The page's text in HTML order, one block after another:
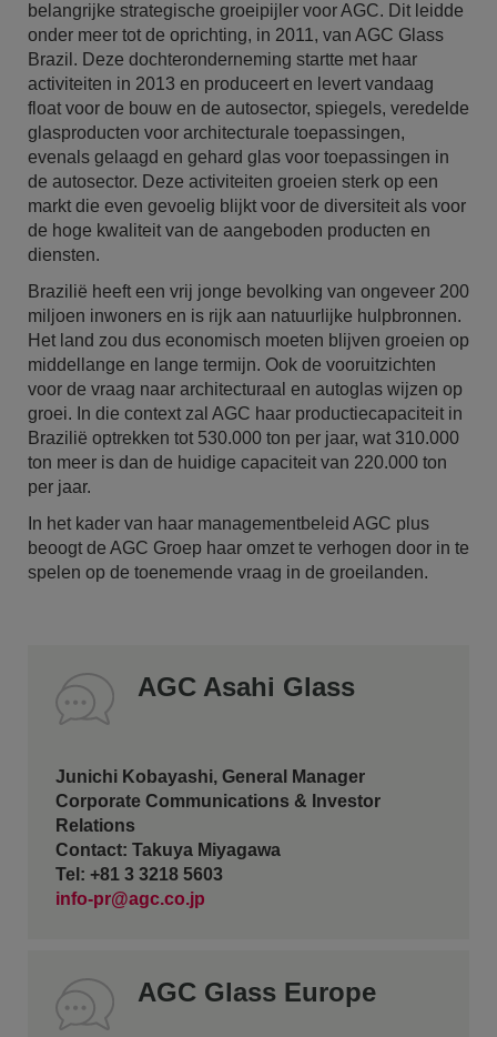
belangrijke strategische groeipijler voor AGC. Dit leidde
onder meer tot de oprichting, in 2011, van AGC Glass
Brazil. Deze dochteronderneming startte met haar
activiteiten in 2013 en produceert en levert vandaag
float voor de bouw en de autosector, spiegels, veredelde
glasproducten voor architecturale toepassingen,
evenals gelaagd en gehard glas voor toepassingen in
de autosector. Deze activiteiten groeien sterk op een
markt die even gevoelig blijkt voor de diversiteit als voor
de hoge kwaliteit van de aangeboden producten en
diensten.
Brazilië heeft een vrij jonge bevolking van ongeveer 200
miljoen inwoners en is rijk aan natuurlijke hulpbronnen.
Het land zou dus economisch moeten blijven groeien op
middellange en lange termijn. Ook de vooruitzichten
voor de vraag naar architecturaal en autoglas wijzen op
groei. In die context zal AGC haar productiecapaciteit in
Brazilië optrekken tot 530.000 ton per jaar, wat 310.000
ton meer is dan de huidige capaciteit van 220.000 ton
per jaar.
In het kader van haar managementbeleid AGC plus
beoogt de AGC Groep haar omzet te verhogen door in te
spelen op de toenemende vraag in de groeilanden.
AGC Asahi Glass
Junichi Kobayashi, General Manager
Corporate Communications & Investor
Relations
Contact: Takuya Miyagawa
Tel: +81 3 3218 5603
info-pr@agc.co.jp
AGC Glass Europe